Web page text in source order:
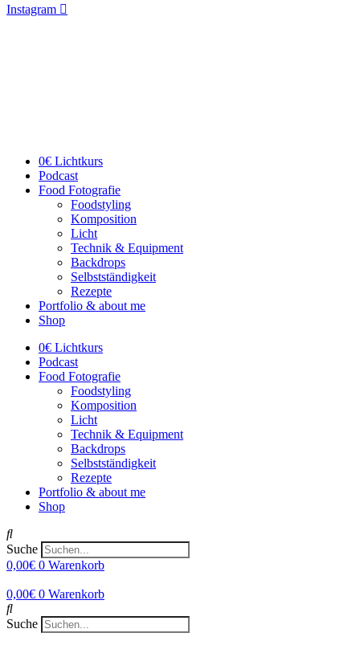
Instagram
0€ Lichtkurs
Podcast
Food Fotografie
Foodstyling
Komposition
Licht
Technik & Equipment
Backdrops
Selbstständigkeit
Rezepte
Portfolio & about me
Shop
0€ Lichtkurs
Podcast
Food Fotografie
Foodstyling
Komposition
Licht
Technik & Equipment
Backdrops
Selbstständigkeit
Rezepte
Portfolio & about me
Shop
Suche
0,00€ 0 Warenkorb
0,00€ 0 Warenkorb
Suche